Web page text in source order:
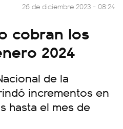
26 de diciembre 2023 - 08:24
cobran los
2024
de la
incrementos en
hasta el mes de